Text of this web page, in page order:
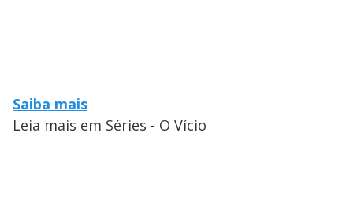
Saiba mais
Leia mais em Séries - O Vício